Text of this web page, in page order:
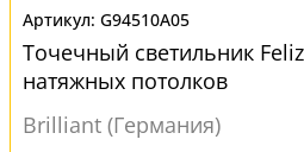
G94510A05
Точечный светильник
натяжных потолков
Brilliant (Германия)